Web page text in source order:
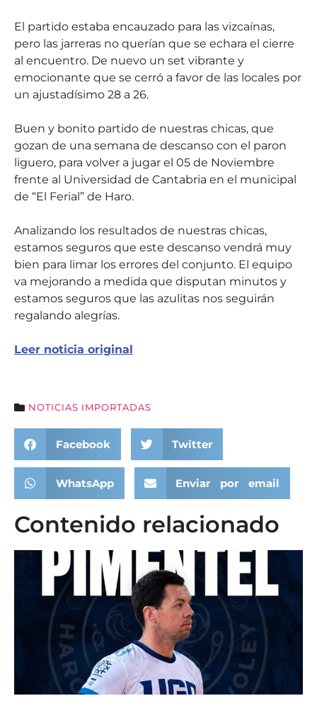
El partido estaba encauzado para las vizcaínas,
pero las jarreras no querían que se echara el cierre
al encuentro. De nuevo un set vibrante y
emocionante que se cerró a favor de las locales por
un ajustadísimo 28 a 26.
Buen y bonito partido de nuestras chicas, que
gozan de una semana de descanso con el paron
liguero, para volver a jugar el 05 de Noviembre
frente al Universidad de Cantabria en el municipal
de “El Ferial” de Haro.
Analizando los resultados de nuestras chicas,
estamos seguros que este descanso vendrá muy
bien para limar los errores del conjunto. El equipo
va mejorando a medida que disputan minutos y
estamos seguros que las azulitas nos seguirán
regalando alegrías.
Leer noticia original
NOTICIAS IMPORTADAS
Facebook Twitter
WhatsApp Enviar por email
Contenido relacionado